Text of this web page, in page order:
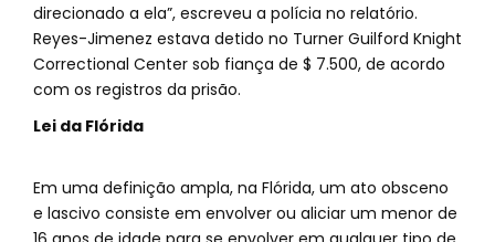
direcionado a ela”, escreveu a polícia no relatório.
Reyes-Jimenez estava detido no Turner Guilford Knight
Correctional Center sob fiança de $ 7.500, de acordo
com os registros da prisão.
Lei da Flórida
Em uma definição ampla, na Flórida, um ato obsceno
e lascivo consiste em envolver ou aliciar um menor de